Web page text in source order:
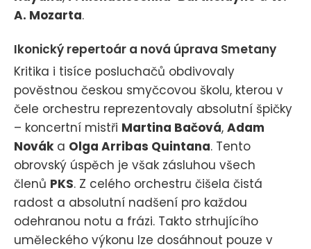
A. Mozarta.
Ikonický repertoár a nová úprava Smetany
Kritika i tisíce posluchačů obdivovaly
pověstnou českou smyčcovou školu, kterou v
čele orchestru reprezentovaly absolutní špičky
– koncertní mistři Martina Bačová, Adam
Nováka Olga Arribas Quintana. Tento
obrovský úspěch je však zásluhou všech
členů PKS. Z celého orchestru čišela čistá
radost a absolutní nadšení pro každou
odehranou notu a frázi. Takto strhujícího
uměleckého výkonu lze dosáhnout pouze v